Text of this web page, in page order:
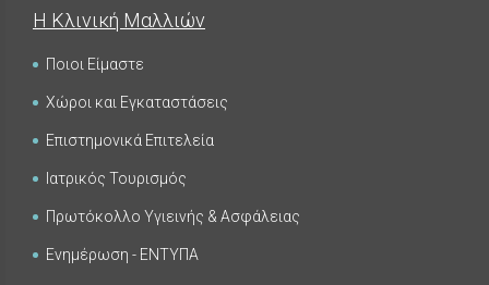
Η Κλινική Μαλλιών
Ποιοι Είμαστε
Χώροι και Εγκαταστάσεις
Επιστημονικά Επιτελεία
Ιατρικός Τουρισμός
Πρωτόκολλο Υγιεινής & Ασφάλειας
Ενημέρωση - ΕΝΤΥΠΑ